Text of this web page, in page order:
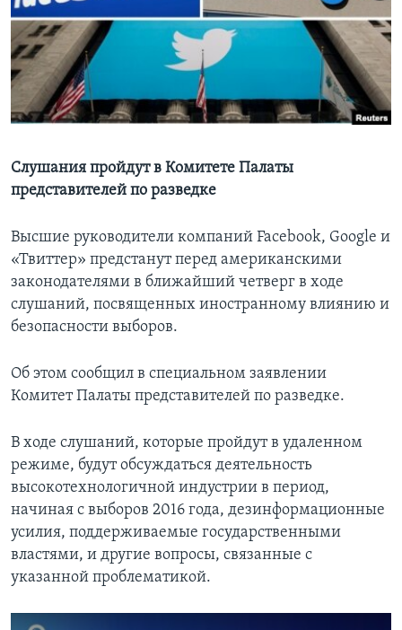
Learning English
СОЦИАЛЬНЫЕ СЕТИ
Языки
Слушания пройдут в Комитете Палаты
представителей по разведке
Высшие руководители компаний Facebook, Google и
«Твиттер» предстанут перед американскими
законодателями в ближайший четверг в ходе
слушаний, посвященных иностранному влиянию и
безопасности выборов.
Об этом сообщил в специальном заявлении
Комитет Палаты представителей по разведке.
В ходе слушаний, которые пройдут в удаленном
режиме, будут обсуждаться деятельность
высокотехнологичной индустрии в период,
начиная с выборов 2016 года, дезинформационные
усилия, поддерживаемые государственными
властями, и другие вопросы, связанные с
указанной проблематикой.